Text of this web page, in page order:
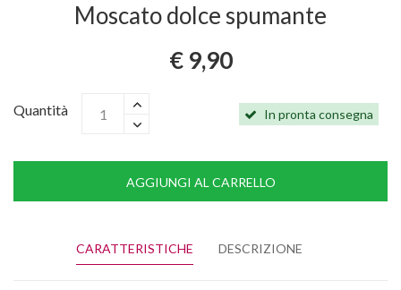
Moscato dolce spumante
€ 9,90
Quantità In pronta consegna
AGGIUNGI AL CARRELLO
CARATTERISTICHE DESCRIZIONE